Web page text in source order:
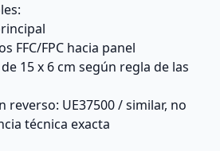
FFC/FPC hacia panel
15 x 6 cm según regla de las
reverso: UE37500 / similar, no
técnica exacta